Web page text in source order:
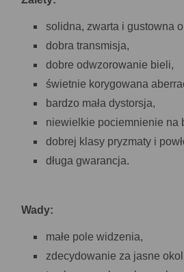
solidna, zwarta i gustowna
dobra transmisja,
dobre odwzorowanie bieli,
świetnie korygowana
bardzo mała dystorsja,
niewielkie pociemnienie na
dobrej klasy pryzmaty i
długa gwarancja.
Wady:
małe pole widzenia,
zdecydowanie za jasne